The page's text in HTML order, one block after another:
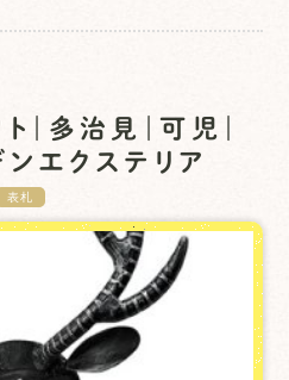
｜多治見｜可児｜
エクステリア
表札